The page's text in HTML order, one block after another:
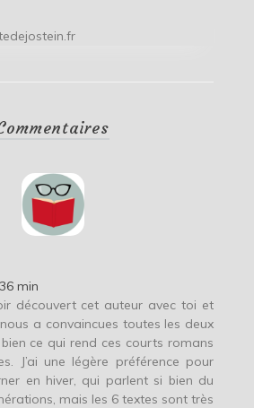
min
découvert cet auteur avec toi et
a convaincues toutes les deux
ce qui rend ces courts romans
J’ai une légère préférence pour
en hiver, qui parlent si bien du
mais les 6 textes sont très